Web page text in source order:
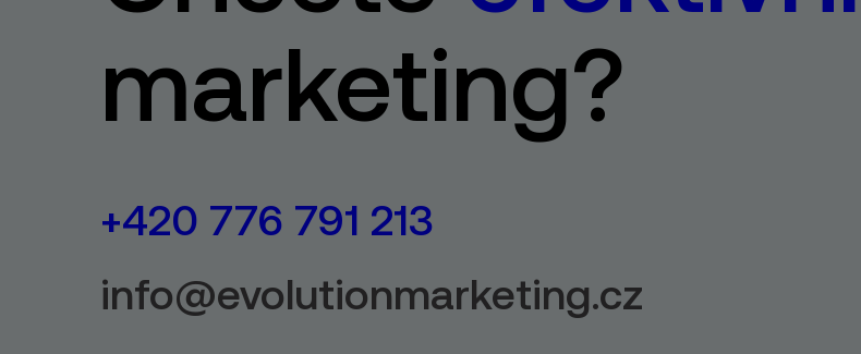
marketing?
+420 776 791 213
info@evolutionmarketing.cz